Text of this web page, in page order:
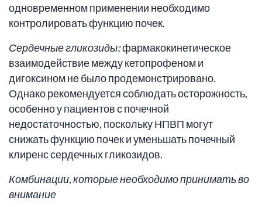
одновременном применении необходимо
контролировать функцию почек.
Сердечные гликозиды:фармакокинетическое
взаимодействие между кетопрофеном и
дигоксином не было продемонстрировано.
Однако рекомендуется соблюдать осторожность,
особенно у пациентов с почечной
недостаточностью, поскольку НПВП могут
снижать функцию почек и уменьшать почечный
клиренс сердечных гликозидов.
Комбинации, которые необходимо принимать во
внимание